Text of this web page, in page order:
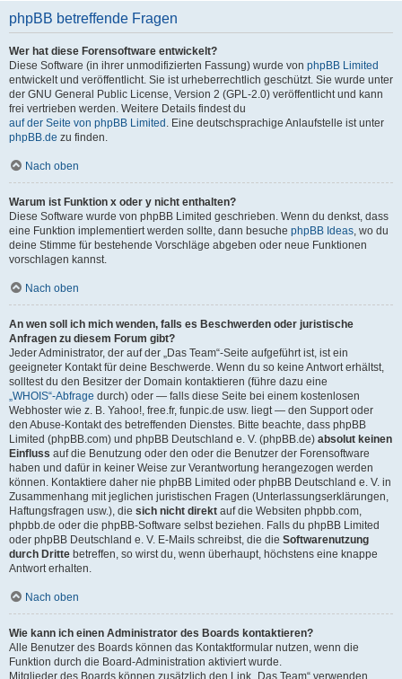
phpBB betreffende Fragen
Wer hat diese Forensoftware entwickelt?
Diese Software (in ihrer unmodifizierten Fassung) wurde von phpBB Limited
entwickelt und veröffentlicht. Sie ist urheberrechtlich geschützt. Sie wurde unter
der GNU General Public License, Version 2 (GPL-2.0) veröffentlicht und kann
frei vertrieben werden. Weitere Details findest du
auf der Seite von phpBB Limited . Eine deutschsprachige Anlaufstelle ist unter
phpBB.de zu finden.
Nach oben
Warum ist Funktion x oder y nicht enthalten?
Diese Software wurde von phpBB Limited geschrieben. Wenn du denkst, dass
eine Funktion implementiert werden sollte, dann besuche phpBB Ideas, wo du
deine Stimme für bestehende Vorschläge abgeben oder neue Funktionen
vorschlagen kannst.
Nach oben
An wen soll ich mich wenden, falls es Beschwerden oder juristische
Anfragen zu diesem Forum gibt?
Jeder Administrator, der auf der „Das Team“-Seite aufgeführt ist, ist ein
geeigneter Kontakt für deine Beschwerde. Wenn du so keine Antwort erhältst,
solltest du den Besitzer der Domain kontaktieren (führe dazu eine
„WHOIS“-Abfrage durch) oder — falls diese Seite bei einem kostenlosen
Webhoster wie z. B. Yahoo!, free.fr, funpic.de usw. liegt — den Support oder
den Abuse-Kontakt des betreffenden Dienstes. Bitte beachte, dass phpBB
Limited (phpBB.com) und phpBB Deutschland e. V. (phpBB.de) absolut keinen
Einfluss auf die Benutzung oder den oder die Benutzer der Forensoftware
haben und dafür in keiner Weise zur Verantwortung herangezogen werden
können. Kontaktiere daher nie phpBB Limited oder phpBB Deutschland e. V. in
Zusammenhang mit jeglichen juristischen Fragen (Unterlassungserklärungen,
Haftungsfragen usw.), die sich nicht direkt auf die Websiten phpbb.com,
phpbb.de oder die phpBB-Software selbst beziehen. Falls du phpBB Limited
oder phpBB Deutschland e. V. E-Mails schreibst, die die Softwarenutzung
durch Dritte betreffen, so wirst du, wenn überhaupt, höchstens eine knappe
Antwort erhalten.
Nach oben
Wie kann ich einen Administrator des Boards kontaktieren?
Alle Benutzer des Boards können das Kontaktformular nutzen, wenn die
Funktion durch die Board-Administration aktiviert wurde.
Mitglieder des Boards können zusätzlich den Link „Das Team“ verwenden.